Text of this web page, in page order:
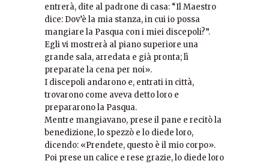
entrerà, dite al padrone di casa: “Il Maestro
dice: Dov’è la mia stanza, in cui io possa
mangiare la Pasqua con i miei discepoli?”.
Egli vi mostrerà al piano superiore una
grande sala, arredata e già pronta; lì
preparate la cena per noi».
I discepoli andarono e, entrati in città,
trovarono come aveva detto loro e
prepararono la Pasqua.
Mentre mangiavano, prese il pane e recitò la
benedizione, lo spezzò e lo diede loro,
dicendo: «Prendete, questo è il mio corpo».
Poi prese un calice e rese grazie, lo diede loro